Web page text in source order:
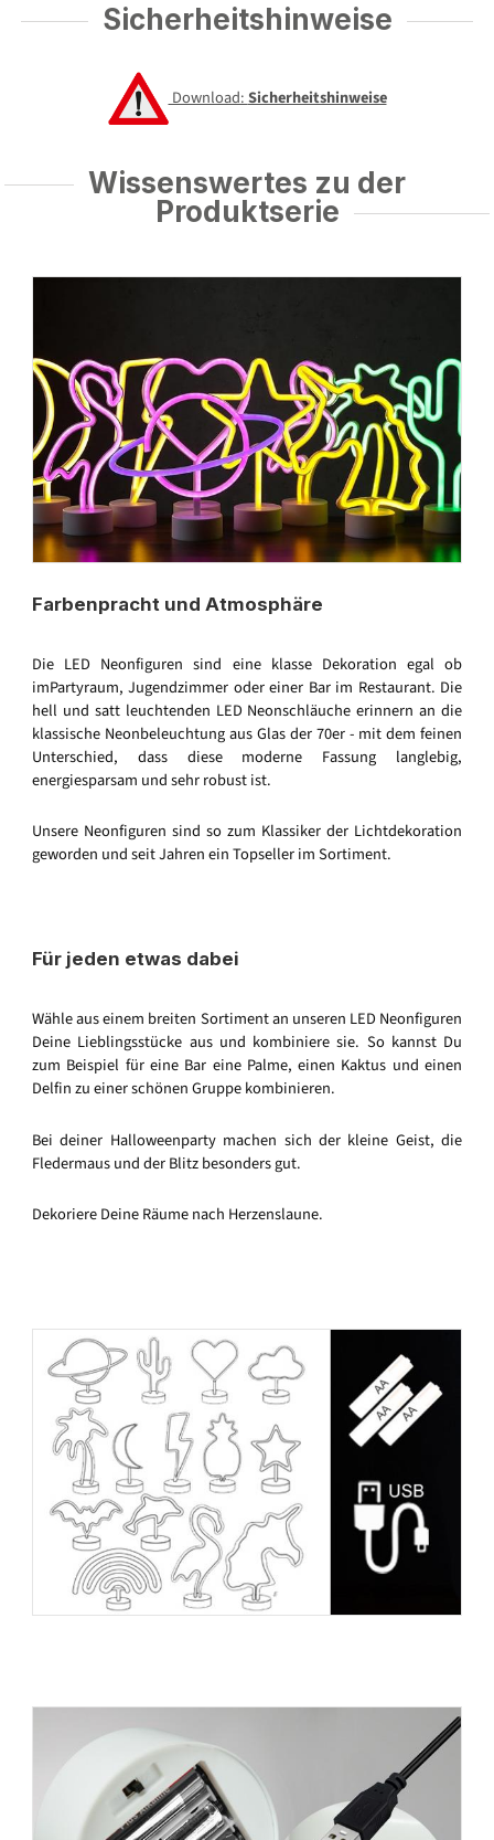
Sicherheitshinweise
Download:Sicherheitshinweise
Wissenswertes zu der
Produktserie
Farbenpracht und Atmosphäre
Die LED Neonfiguren sind eine klasse Dekoration egal ob
imPartyraum, Jugendzimmer oder einer Bar im Restaurant. Die
hell und satt leuchtenden LED Neonschläuche erinnern an die
klassische Neonbeleuchtung aus Glas der 70er - mit dem feinen
Unterschied, dass diese moderne Fassung langlebig,
energiesparsam und sehr robust ist.
Unsere Neonfiguren sind so zum Klassiker der Lichtdekoration
geworden und seit Jahren ein Topseller im Sortiment.
Für jeden etwas dabei
Wähle aus einem breiten Sortiment an unseren LED Neonfiguren
Deine Lieblingsstücke aus und kombiniere sie. So kannst Du
zum Beispiel für eine Bar eine Palme, einen Kaktus und einen
Delfin zu einer schönen Gruppe kombinieren.
Bei deiner Halloweenparty machen sich der kleine Geist, die
Fledermaus und der Blitz besonders gut.
Dekoriere Deine Räume nach Herzenslaune.